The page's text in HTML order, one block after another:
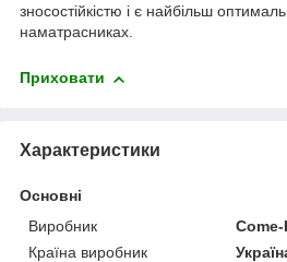
зносостійкістю і є найбільш
наматрасниках.
Приховати
Характеристики
Основні
Виробник
Країна виробник